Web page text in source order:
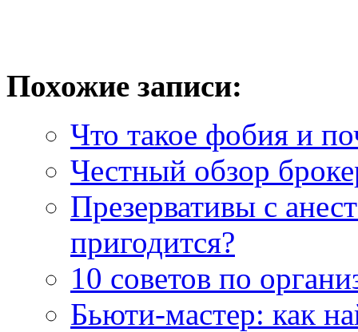
Похожие записи:
Что такое фобия и
Честный обзор
Презервативы с
пригодится?
10 советов по
Бьюти-мастер: как